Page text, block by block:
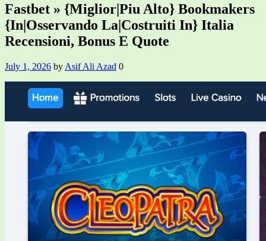
Fastbet » {Miglior|Piu Alto} Bookmakers
{In|Osservando La|Costruiti In} Italia
Recensioni, Bonus E Quote
July 1, 2026 by Asif Ali Azad 0